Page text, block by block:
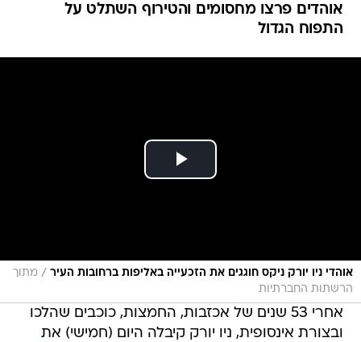
אוהדים פרצו מחסומים והטירוף השתלט על
התפוח הגדול
אוהדי ניו יורק ניקס חוגגים את הזכעייה באליפות ברחובות העיר / מתוך
הרשתות החברתיות
אחרי 53 שנים של אכזבות, החמצות, כוכבים שהלכו
ובצורת אינסופית, ניו יורק קיבלה היום (חמישי) את